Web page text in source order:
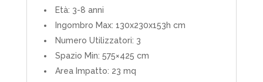
Età: 3-8 anni
Ingombro Max: 130x230x153h cm
Numero Utilizzatori: 3
Spazio Min: 575×425 cm
Area Impatto: 23 mq